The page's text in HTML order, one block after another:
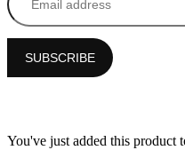
You've just added this product